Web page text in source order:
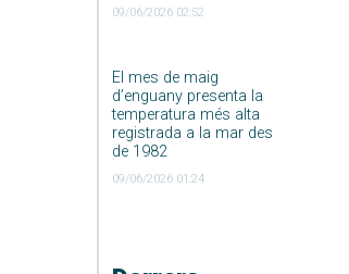
09/06/2026 02:52
El mes de maig
d’enguany presenta la
temperatura més alta
registrada a la mar des
de 1982
09/06/2026 01:24